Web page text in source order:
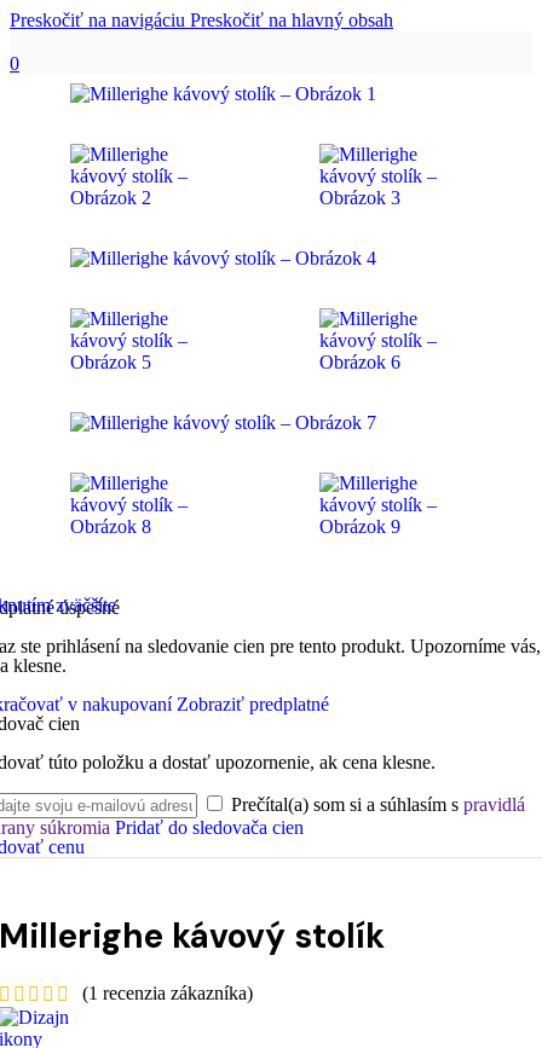
Preskočiť na navigáciu Preskočiť na hlavný obsah
0
zväčšíte
úspešné
ste prihlásení na sledovanie cien pre tento produkt. Upozorníme
klesne.
v nakupovaní Zobraziť predplatné
cien
túto položku a dostať upozornenie, ak cena klesne.
Prečítal(a) som si a súhlasím s pravidlá
súkromia Pridať do sledovača cien
cenu
Millerighe kávový stolík
(1 recenzia zákazníka)